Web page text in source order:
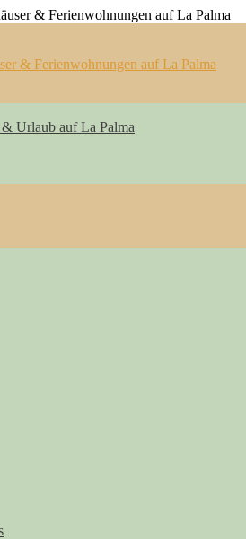
& Ferienwohnungen auf La Palma
Urlaub auf La Palma